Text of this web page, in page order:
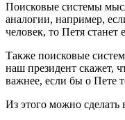
Поисковые системы
аналогии, например,
человек, то Петя станет
Также поисковые
наш президент скажет,
важнее, если бы о Пете
Из этого можно сделать